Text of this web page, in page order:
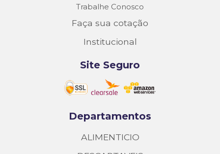
Trabalhe Conosco
Faça sua cotação
Institucional
Site Seguro
Departamentos
ALIMENTICIO